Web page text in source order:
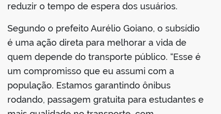
reduzir o tempo de espera dos usuários.
Segundo o prefeito Aurélio Goiano, o subsídio
é uma ação direta para melhorar a vida de
quem depende do transporte público. “Esse é
um compromisso que eu assumi com a
população. Estamos garantindo ônibus
rodando, passagem gratuita para estudantes e